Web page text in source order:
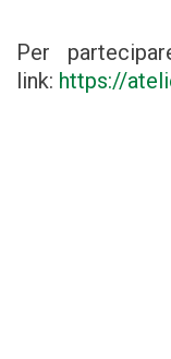
Per
link: https://